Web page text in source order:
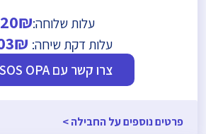
עלות שלוחה:20₪
עלות דקת שיחה:
צרו קשר עם SOS OPA >>
פרטים נוספים על החבילה >